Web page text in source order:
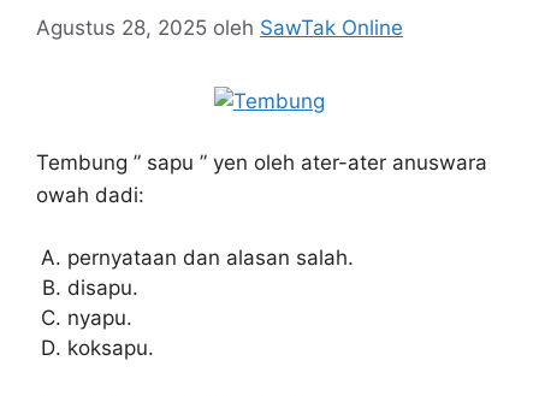
Agustus 28, 2025 oleh SawTak Online
Tembung ” sapu ” yen oleh ater-ater anuswara
owah dadi:
pernyataan dan alasan salah.
disapu.
nyapu.
koksapu.